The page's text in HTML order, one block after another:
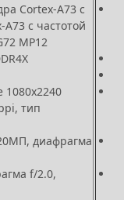
Cortex-A73 с
с частотой
MP12
1080х2240
тип
диафрагма
f/2.0,